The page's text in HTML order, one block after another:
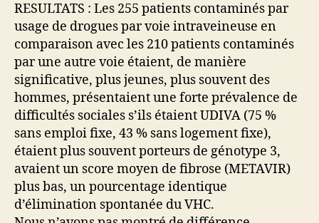
RESULTATS : Les 255 patients contaminés par
usage de drogues par voie intraveineuse en
comparaison avec les 210 patients contaminés
par une autre voie étaient, de manière
significative, plus jeunes, plus souvent des
hommes, présentaient une forte prévalence de
difficultés sociales s’ils étaient UDIVA (75 %
sans emploi fixe, 43 % sans logement fixe),
étaient plus souvent porteurs de génotype 3,
avaient un score moyen de fibrose (METAVIR)
plus bas, un pourcentage identique
d’élimination spontanée du VHC.